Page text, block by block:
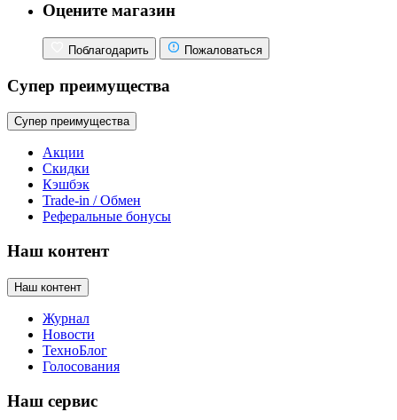
Оцените магазин
Поблагодарить Пожаловаться
Супер преимущества
Супер преимущества
Акции
Скидки
Кэшбэк
Trade-in / Обмен
Реферальные бонусы
Наш контент
Наш контент
Журнал
Новости
ТехноБлог
Голосования
Наш сервис